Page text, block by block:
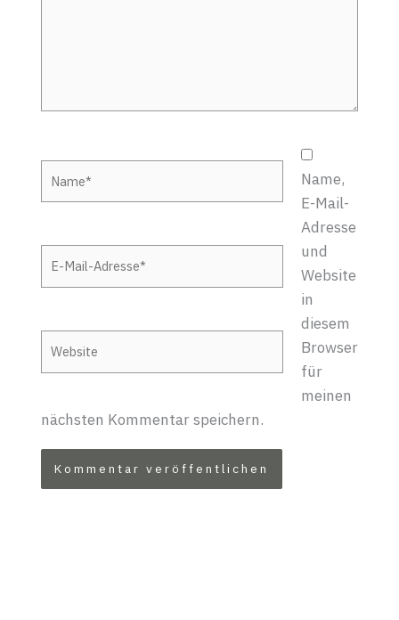
E-
Name,
E-Mail-
Adresse
und
Website
in
diesem
Browser
für
meinen
nächsten Kommentar speichern.